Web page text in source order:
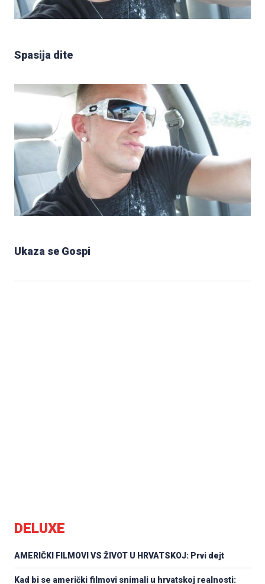
Spasija dite
Ukaza se Gospi
DELUXE
AMERIČKI FILMOVI VS ŽIVOT U HRVATSKOJ: Prvi dejt
Kad bi se američki filmovi snimali u hrvatskoj realnosti: